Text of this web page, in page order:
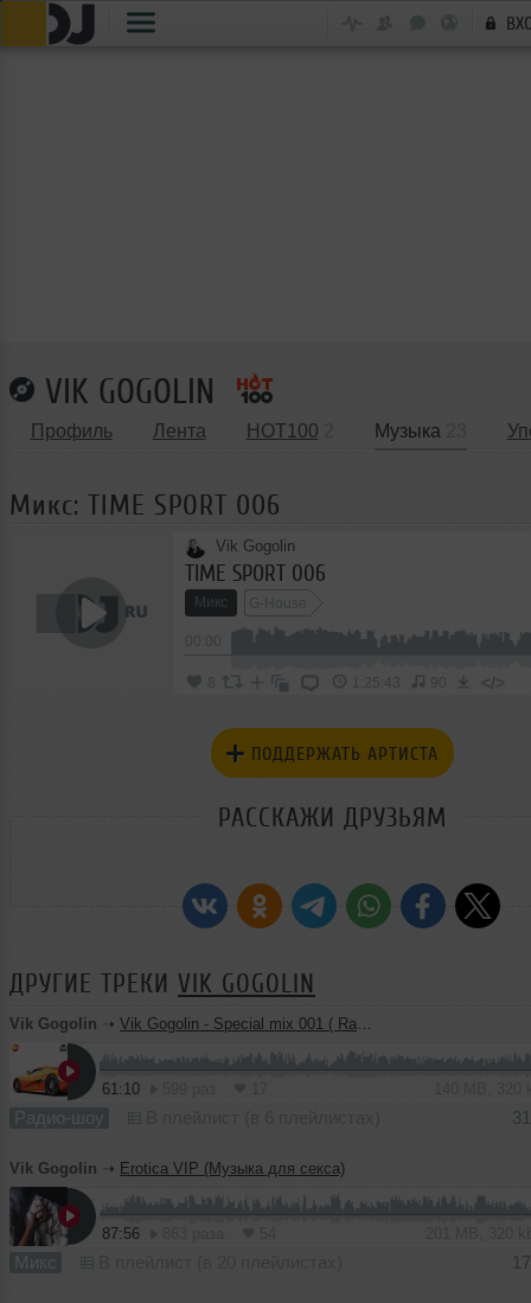
VIK GOGOLIN
Профиль Лента HOT100 Музыка
Микс: TIME SPORT 006
Vik Gogolin
TIME SPORT 006
Микс G-House
1:25:43 90 </>
ПОДДЕРЖАТЬ АРТИСТА
РАССКАЖИ ДРУЗЬЯМ
ДРУГИЕ ТРЕКИ VIK GOGOLIN
Vik Gogolin ➝ Vik Gogolin - Special mix 001 ( Radio SK / 90.2 FM )
61:10
Радио-шоу
Vik Gogolin ➝ Erotica VIP (Музыка для секса)
87:56
Микс